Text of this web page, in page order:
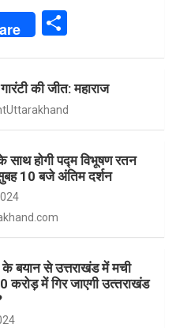
e
की जीत: महाराज
साथ होगी पद्म विभूषण रतन
10 बजे अंतिम दर्शन
के बयान से उत्तराखंड में मची
करोड़ में गिर जाएगी उत्‍तराखंड